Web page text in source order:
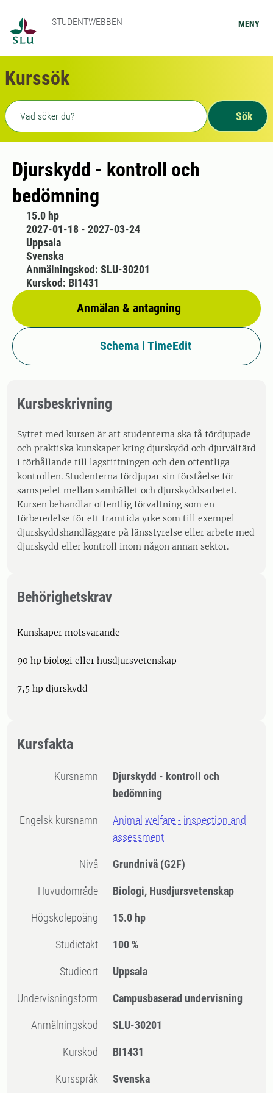
STUDENTWEBBEN MENY
Kurssök
Fritext sökning
Sök
Djurskydd - kontroll och
bedömning
15.0 hp
2027-01-18 - 2027-03-24
Uppsala
Svenska
Anmälan & antagning
Anmälningskod: SLU-30201
Kurskod: BI1431
Schema i TimeEdit
Kursbeskrivning
Syftet med kursen är att studenterna ska få fördjupade
och praktiska kunskaper kring djurskydd och djurvälfärd
i förhållande till lagstiftningen och den offentliga
kontrollen. Studenterna fördjupar sin förståelse för
samspelet mellan samhället och djurskyddsarbetet.
Kursen behandlar offentlig förvaltning som en
förberedelse för ett framtida yrke som till exempel
djurskyddshandläggare på länsstyrelse eller arbete med
djurskydd eller kontroll inom någon annan sektor.
Behörighetskrav
Kunskaper motsvarande
90 hp biologi eller husdjursvetenskap
7,5 hp djurskydd
Kursfakta
Kursnamn
Djurskydd - kontroll och
bedömning
Engelsk kursnamn
Animal welfare - inspection and
assessment
Nivå Grundnivå (G2F)
Huvudområde Biologi, Husdjursvetenskap
högskolepoäng 15.0 hp
Studietakt 100 %
Studieort Uppsala
Undervisningsform Campusbaserad undervisning
Anmälningskod SLU-30201
Kurskod BI1431
Kursspråk Svenska